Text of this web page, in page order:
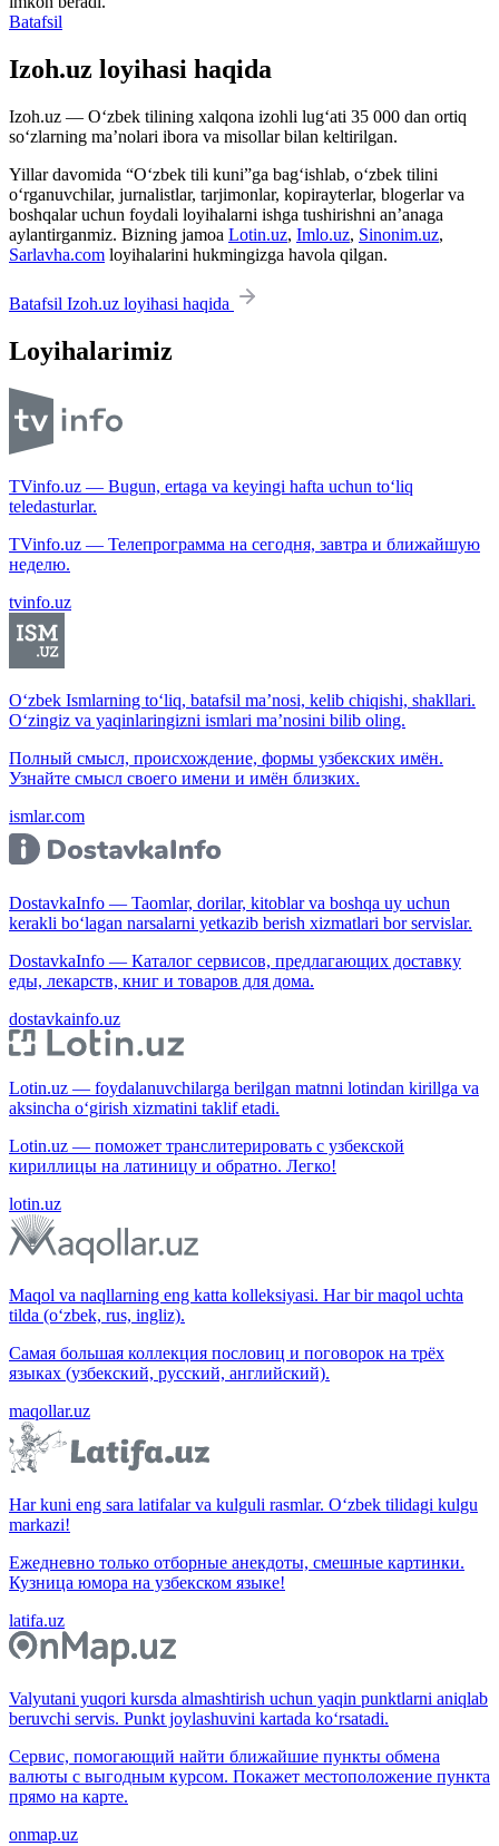
Batafsil
Izoh.uz loyihasi haqida
Izoh.uz — O‘zbek tilining xalqona izohli lug‘ati 35 000 dan ortiq
so‘zlarning ma’nolari ibora va misollar bilan keltirilgan.
Yillar davomida “O‘zbek tili kuni”ga bag‘ishlab, o‘zbek tilini
o‘rganuvchilar, jurnalistlar, tarjimonlar, kopirayterlar, blogerlar va
boshqalar uchun foydali loyihalarni ishga tushirishni an’anaga
aylantirganmiz. Bizning jamoa Lotin.uz, Imlo.uz, Sinonim.uz,
Sarlavha.com loyihalarini hukmingizga havola qilgan.
Batafsil Izoh.uz loyihasi haqida
Loyihalarimiz
TVinfo.uz — Bugun, ertaga va keyingi hafta uchun to‘liq
teledasturlar.
TVinfo.uz — Телепрограмма на сегодня, завтра и ближайшую
неделю.
tvinfo.uz
O‘zbek Ismlarning to‘liq, batafsil ma’nosi, kelib chiqishi, shakllari.
O‘zingiz va yaqinlaringizni ismlari ma’nosini bilib oling.
Полный смысл, происхождение, формы узбекских имён.
Узнайте смысл своего имени и имён близких.
ismlar.com
DostavkaInfo — Taomlar, dorilar, kitoblar va boshqa uy uchun
kerakli bo‘lagan narsalarni yetkazib berish xizmatlari bor servislar.
DostavkaInfo — Каталог сервисов, предлагающих доставку
еды, лекарств, книг и товаров для дома.
dostavkainfo.uz
Lotin.uz — foydalanuvchilarga berilgan matnni lotindan kirillga va
aksincha o‘girish xizmatini taklif etadi.
Lotin.uz — поможет транслитерировать с узбекской
кириллицы на латиницу и обратно. Легко!
lotin.uz
Maqol va naqllarning eng katta kolleksiyasi. Har bir maqol uchta
tilda (o‘zbek, rus, ingliz).
Самая большая коллекция пословиц и поговорок на трёх
языках (узбекский, русский, английский).
maqollar.uz
Har kuni eng sara latifalar va kulguli rasmlar. O‘zbek tilidagi kulgu
markazi!
Ежедневно только отборные анекдоты, смешные картинки.
Кузница юмора на узбекском языке!
latifa.uz
Valyutani yuqori kursda almashtirish uchun yaqin punktlarni aniqlab
beruvchi servis. Punkt joylashuvini kartada ko‘rsatadi.
Сервис, помогающий найти ближайшие пункты обмена
валюты с выгодным курсом. Покажет местоположение пункта
прямо на карте.
onmap.uz